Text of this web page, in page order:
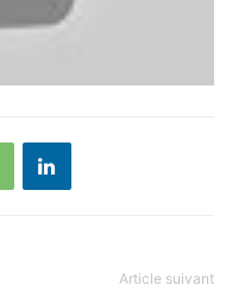
Article suivant